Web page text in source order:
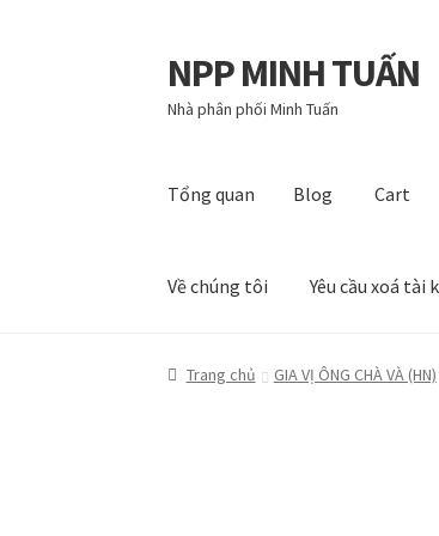
Đi
đến
Điều
Chuyển
đến
nội
NPP MINH TUẤN
Nhà phân phối Minh Tuấn
Tổng quan Blog Cart
Về chúng tôi Yêu cầu xoá tài
Tổng quan Blog CartHướng dẫn
Trang chủ GIA VỊ ÔNG CHÀ VÀ (HN)